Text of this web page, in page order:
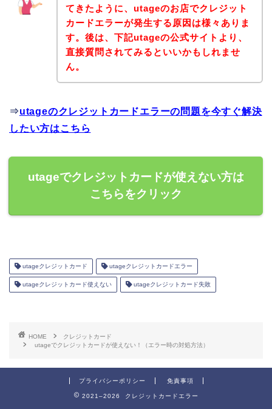
てきたように、utageのお店でクレジット
カードエラーが発生する原因は様々ありま
す。後は、下記utageの公式サイトより、
直接質問されてみるといいかもしれませ
ん。
⇒utageのクレジットカードエラーの問題を今すぐ解決
したい方はこちら
utageでクレジットカードが使えない方は
こちらをクリック
utageクレジットカード utageクレジットカードエラー
utageクレジットカード使えない utageクレジットカード失敗
HOME
クレジットカード
utageでクレジットカードが使えない！（エラー時の対処方法）
プライバシーポリシー 免責事項
2021–2026 クレジットカードエラー